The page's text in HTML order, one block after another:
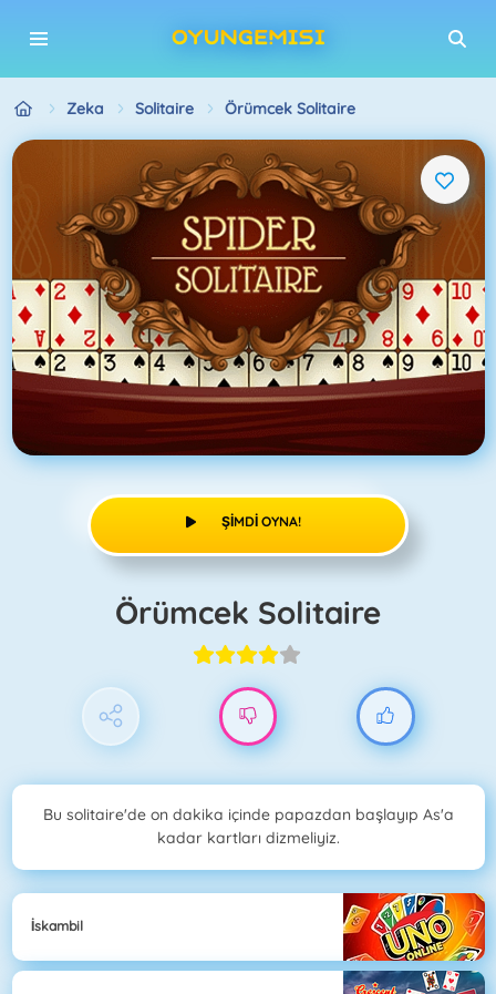
Zeka Solitaire Örümcek Solitaire
ŞIMDI OYNA!
Örümcek Solitaire
Bu solitaire'de on dakika içinde papazdan başlayıp As'a
kadar kartları dizmeliyiz.
İskambil